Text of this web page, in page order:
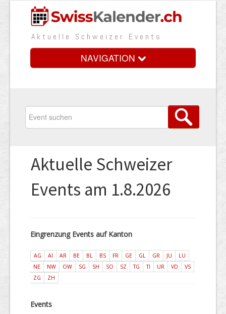
Aktuelle Schweizer Events
NAVIGATION
Vorteile
Medienbooster
Event erfassen
Aktuelle Schweizer
Events am 1.8.2026
Eingrenzung Events auf Kanton
AG AI AR BE BL BS FR GE GL GR JU
LU
NE
NW OW SG SH SO SZ TG TI UR VD
VS
ZG
ZH
Events